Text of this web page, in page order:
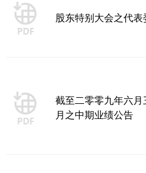
股东特别大会之代表
截至二零零九年六月
月之中期业绩公告